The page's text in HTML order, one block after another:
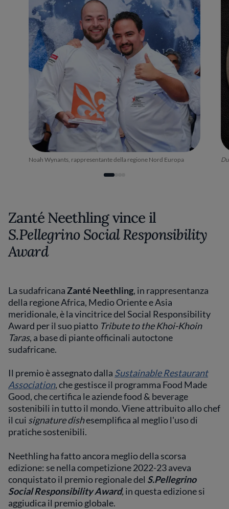
Noah Wynants, rappresentante della regione Nord Europa
Zanté Neethling vince il
S.Pellegrino Social Responsibility
Award
La sudafricanaZanté Neethling, in rappresentanza
della regione Africa, Medio Oriente e Asia
meridionale, è la vincitrice del Social Responsibility
Award per il suo piatto Tribute to the Khoi-Khoin
Taras, a base di piante officinali autoctone
sudafricane.
Il premio è assegnato dalla Sustainable Restaurant
Association, che gestisce il programma Food Made
Good, che certifica le aziende food & beverage
sostenibili in tutto il mondo. Viene attribuito allo chef
il cui signature dishesemplifica al meglio l'uso di
pratiche sostenibili.
Neethling ha fatto ancora meglio della scorsa
edizione: se nella competizione 2022-23 aveva
conquistato il premio regionale del S.Pellegrino
Social Responsibility Award,in questa edizione si
aggiudica il premio globale.